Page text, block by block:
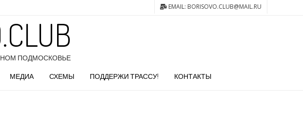
EMAIL: BORISOVO.CLUB@MAIL.RU
ПОДМОСКОВЬЕ
МЕДИА СХЕМЫ ПОДДЕРЖИ ТРАССУ! КОНТАКТЫ